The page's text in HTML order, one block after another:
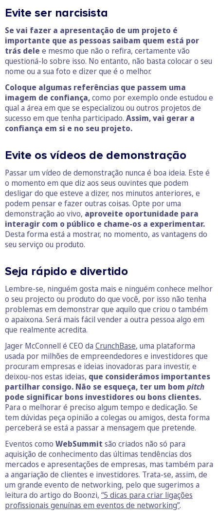
Evite ser narcisista
Se vai fazer a apresentação de um projeto é
importante que as pessoas saibam quem está por
trás dele e mesmo que não o refira, certamente vão
questioná-lo sobre isso. No entanto, não basta colocar o seu
nome ou a sua foto e dizer que é o melhor.
Coloque algumas referências que passem uma
imagem de confiança,como por exemplo onde estudou e
qual a área em que se especializou ou outros projetos de
sucesso em que tenha participado. Assim, vai gerar a
confiança em si e no seu projeto.
Evite os vídeos de demonstração
Passar um vídeo de demonstração nunca é boa ideia. Este é
o momento em que diz aos seus ouvintes que podem
desligar do que esteve a dizer, nos minutos anteriores, e
podem pensar e fazer outras coisas. Opte por uma
demonstração ao vivo, aproveite oportunidade para
interagir com o público e chame-os a experimentar.
Desta forma está a mostrar, no momento, as vantagens do
seu serviço ou produto.
Seja rápido e divertido
Lembre-se, ninguém gosta mais e ninguém conhece melhor
o seu projecto ou produto do que você, por isso não tenha
problemas em demonstrar que aquilo que criou o também
o apaixona. Será mais fácil vender a outra pessoa algo em
que realmente acredita.
Jager McConnell é CEO da CrunchBase, uma plataforma
usada por milhões de empreendedores e investidores que
procuram empresas e ideias inovadoras para investir, e
deixou-nos estas ideias, que considerámos importantes
partilhar consigo. Não se esqueça, ter um bom pitch
pode significar bons investidores ou bons clientes.
Para o melhorar é preciso algum tempo e dedicação. Se
tem dúvidas peça opinião a colegas ou amigos, desta forma
perceberá se está a passar a mensagem que pretende.
Eventos como WebSummit são criados não só para
aquisição de conhecimento das últimas tendências dos
mercados e apresentações de empresas, mas também para
a angariação de clientes e investidores. Trata-se, assim, de
um grande evento de networking, pelo que sugerimos a
leitura do artigo do Boonzi, “5 dicas para criar ligações
profissionais genuínas em eventos de networking”.